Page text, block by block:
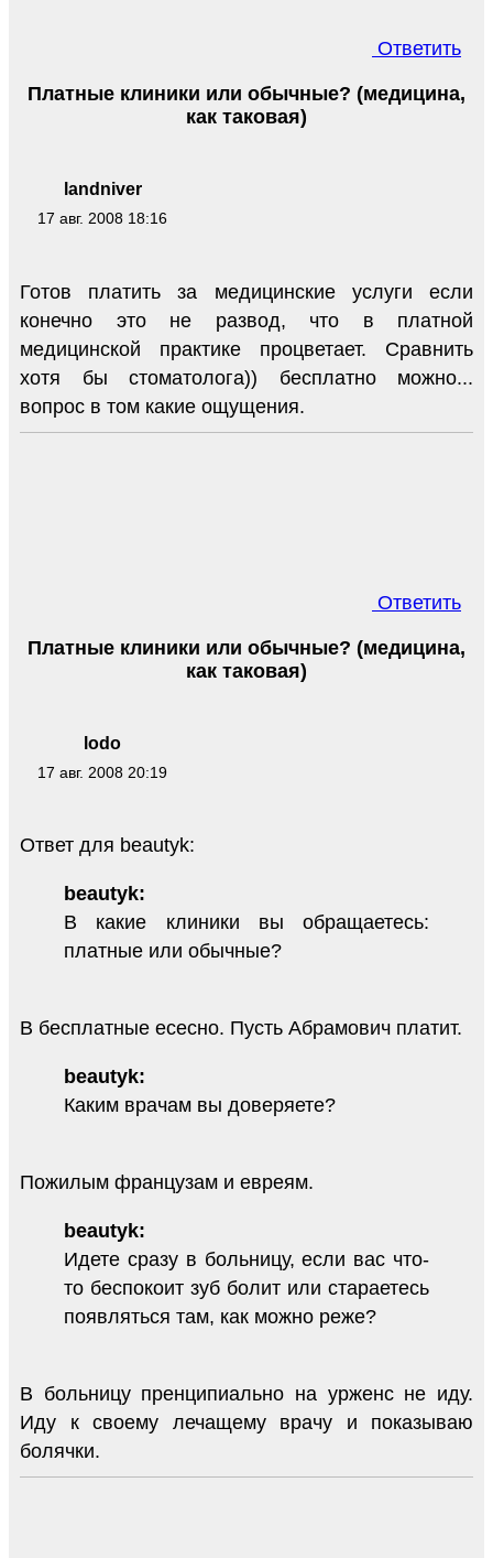
Ответить
landniver
17 авг. 2008 18:16
Платные клиники или обычные? (медицина,
как таковая)
Готов платить за медицинские услуги если
конечно это не развод, что в платной
медицинской практике процветает. Сравнить
хотя бы стоматолога)) бесплатно можно...
вопрос в том какие ощущения.
Ответить
lodo
17 авг. 2008 20:19
Платные клиники или обычные? (медицина,
как таковая)
Ответ для beautyk:
beautyk:
В какие клиники вы обращаетесь:
платные или обычные?
В бесплатные есесно. Пусть Абрамович платит.
beautyk:
Каким врачам вы доверяете?
Пожилым французам и евреям.
beautyk:
Идете сразу в больницу, если вас что-
то беспокоит зуб болит или стараетесь
появляться там, как можно реже?
В больницу пренципиально на урженс не иду.
Иду к своему лечащему врачу и показываю
болячки.